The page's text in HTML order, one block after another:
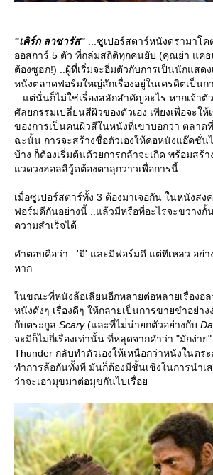
"เคิร์ก ลาซารัส" ...ซูเปอร์สตาร์หนังดรามาโ
ออสการ์ 5 ตัว ที่ถล่มสถิติทุกคนยับ (คุณย่า แคธ
ต้องซูฮก!) ..ผู้ที่เริ่มจะอิ่มตัวกับการเป็นนักแสดง
หนังตลาดฟอร์มใหญ่สักเรื่องอยู่ในเครดิตเป็นก
...แต่นั่นก็ไม่ใช่เรื่องสลักสำคัญอะไร หากเจ้า
ศัลยกรรมเปลี่ยนสีผิวของตัวเอง เพียงเพื่อจะ
ของการเป็นคนผิวสีในหนังที่เขาบอกว่า ตลาด
ฉะนั้น การจะสร้างชื่อตัวเองให้คอหนังแอ๊คชั่น
บ้าง ก็ต้องเริ่มต้นด้วยการกล้าจะเกิด พร้อมสร้
วดวงฮอลลีวู้ดต้องตาลุกวาวเพื่อการนี้
เมื่อซูเปอร์สตาร์ทั้ง 3 ต้องมาเจอกัน ในหนังสง
ฟอร์มดีกันอย่างนี้ ..แล้วมีหรือที่อะไรจะขวางกั้
ความสำเร็จได้
คำตอบคือว่า.. 'มี' และมีฟอร์มดี แต่ทีเหลว อย่า
หาก
นขณะที่หนังล้อเลียนอีกหลายต่อหลายเรื่องอ
หนังดังๆ เรื่องดีๆ ให้กลายเป็นการขายขำอย่าง
กับตระกูล Scary(และที่ไม่่น่ายกตัวอย่างกับ
จะมีก็ไม่กี่เรื่องเท่านั้น ที่หลุดจากคำว่า "มักง่าย
Thunder กลับทำตัวเองให้เหนือกว่าหนังในตร
ทำการล้อกันทั้งที มันก็ต้องมีชั้นเชิงในการนำเ
ว่าจะเอามุขมาต่อมุขกันไปเรื่อ